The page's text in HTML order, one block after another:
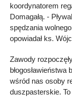
koordynatorem
Domagałą. -
spędzania
opowiadał ks.
Zawody
wśród nas osoby
duszpasterskie.